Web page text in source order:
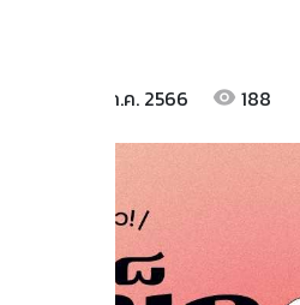
2 ก.ค. 2566 188